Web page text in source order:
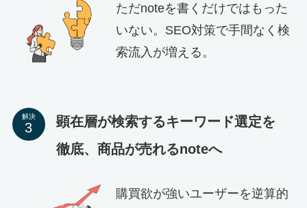
ただnoteを書くだけではもった
いない。SEO対策で手間なく検
索流入が増える。
解決
顕在層が検索するキーワード選定を
徹底、商品が売れるnoteへ
購買欲が強いユーザーを逆算的